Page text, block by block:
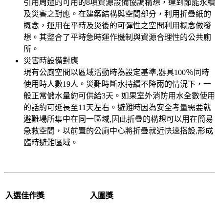
引用周遭的可用的8項資源設備協調構想，達到節能永續
及災害之對應。在建築結構與空間部分，利用折疊紙的
概念，運用在平時及災後的可彈性之空間利用概念做發
想。其整合了平時急時運作機制與資源合理性的公共廁
所。
災害時設備對應
現有公廁空間以區域活動時為設定基準,器具100％同時
使用時人數19人。災難時斷水持續不降雨的情況下，一
般正常儲水量約可供給3天。如果室外消防用水全數使用
的話約可延長至11天左右。避難時因為安全考量需要就
避難場所集中在同一區域,因此折疊的構想可以用在簡易
急救空間，以前置的公廁中心將折疊就近快速搭設,形成
臨時避難區域。
入選佳作獎
入圍獎